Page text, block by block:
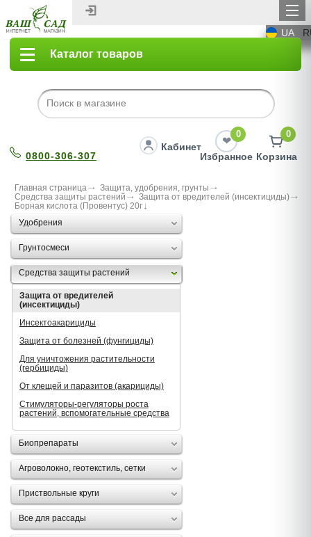
UA
Каталог товаров
0800-306-307
Кабинет
0
Избранное
0
Корзина
Главная страница
Защита, удобрения, грунты
Средства защиты растений
Защита от вредителей (инсектициды)
Борная кислота (Провентус) 20г
Удобрения
Грунтосмеси
Средства защиты растений
Защита от вредителей
(инсектициды)
Инсектоакарициды
Защита от болезней (фунгициды)
Для уничтожения растительности
(гербициды)
От клещей и паразитов (акарициды)
Стимуляторы-регуляторы роста
растений, вспомогательные средства
Биопрепараты
Агроволокно, геотекстиль, сетки
Приствольные круги
Все для рассады